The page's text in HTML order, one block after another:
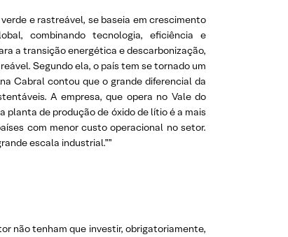
e rastreável, se baseia em crescimento
combinando tecnologia, eficiência e
a transição energética e descarbonização,
Segundo ela, o país tem se tornado um
Cabral contou que o grande diferencial da
A empresa, que opera no Vale do
de produção de óxido de lítio é a mais
com menor custo operacional no setor.
escala industrial.””
não tenham que investir, obrigatoriamente,